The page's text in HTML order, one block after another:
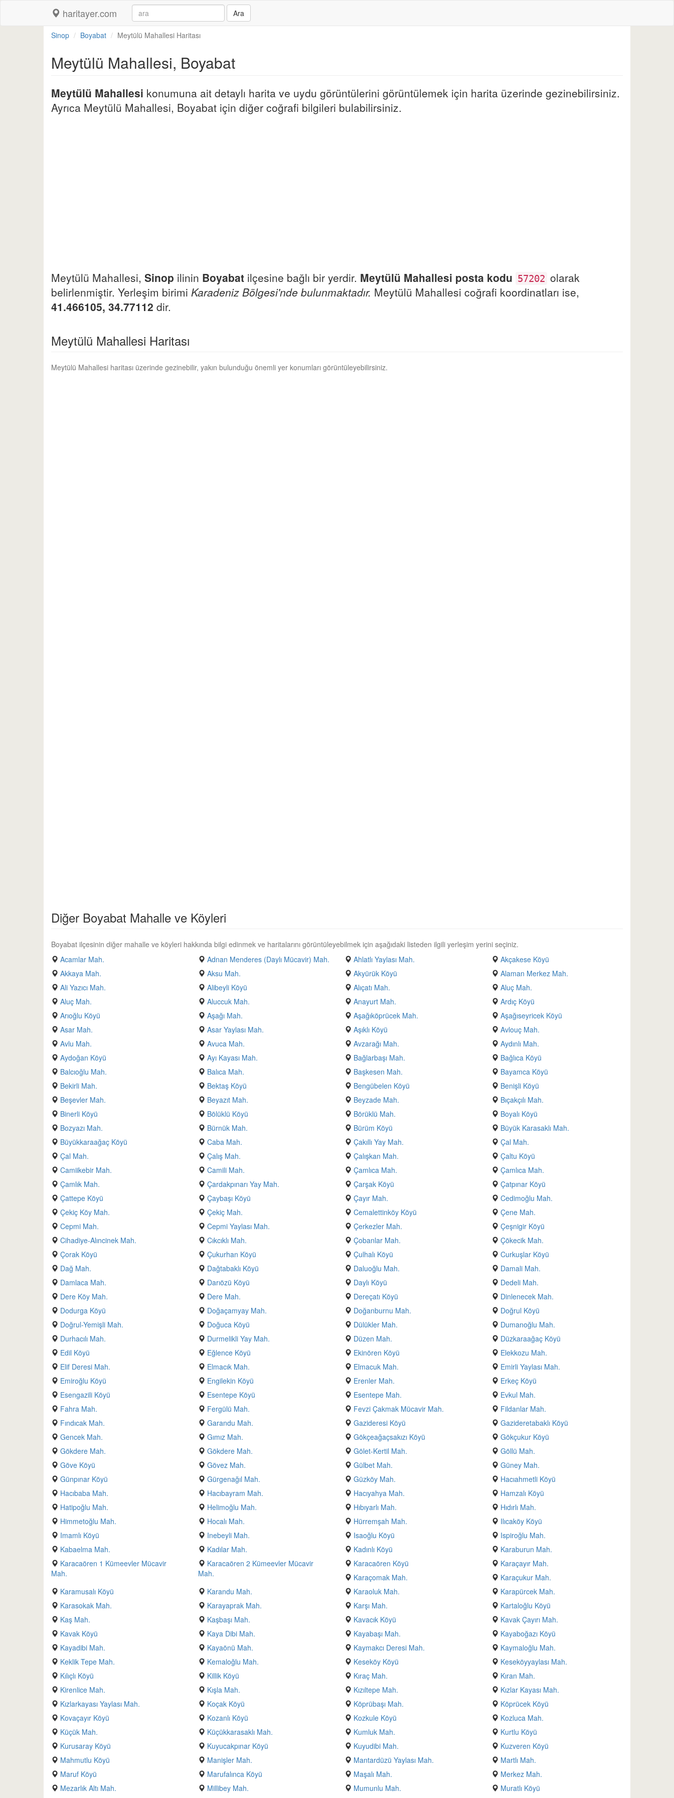
haritayer.com Ara
Sinop Boyabat Meytülü Mahallesi Haritası
Meytülü Mahallesi, Boyabat
Meytülü Mahallesi konumuna ait detaylı harita ve uydu görüntülerini görüntülemek için harita üzerinde gezinebilirsiniz.
Ayrıca Meytülü Mahallesi, Boyabat için diğer coğrafi bilgileri bulabilirsiniz.
Meytülü Mahallesi, Sinop ilinin Boyabat ilçesine bağlı bir yerdir. Meytülü Mahallesi posta kodu 57202 olarak
belirlenmiştir. Yerleşim birimi Karadeniz Bölgesi'nde bulunmaktadır. Meytülü Mahallesi coğrafi koordinatları ise,
41.466105, 34.77112 dir.
Meytülü Mahallesi Haritası
Meytülü Mahallesi haritası üzerinde gezinebilir, yakın bulunduğu önemli yer konumları görüntüleyebilirsiniz.
Diğer Boyabat Mahalle ve Köyleri
Boyabat ilçesinin diğer mahalle ve köyleri hakkında bilgi edinmek ve haritalarını görüntüleyebilmek için aşağıdaki listeden ilgili yerleşim yerini seçiniz.
Acamlar Mah.
Adnan Menderes (Daylı Mücavir) Mah. Ahlatlı Yaylası Mah.
Akçakese Köyü
Akkaya Mah.
Aksu Mah. Akyürük Köyü
Alaman Merkez Mah.
Ali Yazıcı Mah.
Alibeyli Köyü Alıçatı Mah.
Aluç Mah.
Aluç Mah.
Aluccuk Mah. Anayurt Mah.
Ardıç Köyü
Arıoğlu Köyü
Aşağı Mah. Aşağıköprücek Mah.
Aşağıseyricek Köyü
Asar Mah.
Asar Yaylası Mah. Aşıklı Köyü
Avlouç Mah.
Avlu Mah.
Avuca Mah. Avzarağı Mah.
Aydınlı Mah.
Aydoğan Köyü
Ayı Kayası Mah. Bağlarbaşı Mah.
Bağlıca Köyü
Balcıoğlu Mah.
Balıca Mah. Başkesen Mah.
Bayamca Köyü
Bekirli Mah.
Bektaş Köyü Bengübelen Köyü
Benişli Köyü
Beşevler Mah.
Beyazıt Mah. Beyzade Mah.
Bıçakçılı Mah.
Binerli Köyü
Bölüklü Köyü Börüklü Mah.
Boyalı Köyü
Bozyazı Mah.
Bürnük Mah. Bürüm Köyü
Büyük Karasaklı Mah.
Büyükkaraağaç Köyü
Caba Mah. Çakıllı Yay Mah.
Çal Mah.
Çal Mah.
Çalış Mah. Çalışkan Mah.
Çaltu Köyü
Camiikebir Mah.
Camili Mah. Çamlıca Mah.
Çamlıca Mah.
Çamlık Mah.
Çardakpınarı Yay Mah. Çarşak Köyü
Çatpınar Köyü
Çattepe Köyü
Çaybaşı Köyü Çayır Mah.
Cedimoğlu Mah.
Çekiç Köy Mah.
Çekiç Mah. Cemalettinköy Köyü
Çene Mah.
Cepmi Mah.
Cepmi Yaylası Mah. Çerkezler Mah.
Çeşnigir Köyü
Cihadiye-Alıncinek Mah.
Cıkcıklı Mah. Çobanlar Mah.
Çökecik Mah.
Çorak Köyü
Çukurhan Köyü Çulhalı Köyü
Curkuşlar Köyü
Dağ Mah.
Dağtabaklı Köyü Daluoğlu Mah.
Damali Mah.
Damlaca Mah.
Darıözü Köyü Daylı Köyü
Dedeli Mah.
Dere Köy Mah.
Dere Mah. Dereçatı Köyü
Dinlenecek Mah.
Dodurga Köyü
Doğaçamyay Mah. Doğanburnu Mah.
Doğrul Köyü
Doğrul-Yemişli Mah.
Doğuca Köyü Dülükler Mah.
Dumanoğlu Mah.
Durhacılı Mah.
Durmelikli Yay Mah. Düzen Mah.
Düzkaraağaç Köyü
Edil Köyü
Eğlence Köyü Ekinören Köyü
Elekkozu Mah.
Elif Deresi Mah.
Elmacık Mah. Elmacuk Mah.
Emirli Yaylası Mah.
Emiroğlu Köyü
Engilekin Köyü Erenler Mah.
Erkeç Köyü
Esengazili Köyü
Esentepe Köyü Esentepe Mah.
Evkul Mah.
Fahra Mah.
Fergülü Mah. Fevzi Çakmak Mücavir Mah.
Fildanlar Mah.
Fındıcak Mah.
Garandu Mah. Gazideresi Köyü
Gazideretabaklı Köyü
Gencek Mah.
Gımız Mah. Gökçeağaçsakızı Köyü
Gökçukur Köyü
Gökdere Mah.
Gökdere Mah. Gölet-Kertil Mah.
Göllü Mah.
Göve Köyü
Gövez Mah. Gülbet Mah.
Güney Mah.
Günpınar Köyü
Gürgenağıl Mah. Güzköy Mah.
Hacıahmetli Köyü
Hacıbaba Mah.
Hacıbayram Mah. Hacıyahya Mah.
Hamzalı Köyü
Hatipoğlu Mah.
Helimoğlu Mah. Hıbıyarlı Mah.
Hıdırlı Mah.
Himmetoğlu Mah.
Hocalı Mah. Hürremşah Mah.
Ilıcaköy Köyü
Imamlı Köyü
Inebeyli Mah. Isaoğlu Köyü
Ispiroğlu Mah.
Kabaelma Mah.
Kadılar Mah. Kadınlı Köyü
Karaburun Mah.
Karacaören 1 Kümeevler Mücavir
Mah.
Karacaören 2 Kümeevler Mücavir
Mah.
Karacaören Köyü
Karaçayır Mah.
Karaçomak Mah.
Karaçukur Mah.
Karamusalı Köyü
Karandu Mah. Karaoluk Mah.
Karapürcek Mah.
Karasokak Mah.
Karayaprak Mah. Karşı Mah.
Kartaloğlu Köyü
Kaş Mah.
Kaşbaşı Mah. Kavacık Köyü
Kavak Çayırı Mah.
Kavak Köyü
Kaya Dibi Mah. Kayabaşı Mah.
Kayaboğazı Köyü
Kayadibi Mah.
Kayaönü Mah. Kaymakcı Deresi Mah.
Kaymaloğlu Mah.
Keklik Tepe Mah.
Kemaloğlu Mah. Keseköy Köyü
Keseköyyaylası Mah.
Kılıçlı Köyü
Killik Köyü Kıraç Mah.
Kıran Mah.
Kirenlice Mah.
Kışla Mah. Kızıltepe Mah.
Kızlar Kayası Mah.
Kızlarkayası Yaylası Mah.
Koçak Köyü Köprübaşı Mah.
Köprücek Köyü
Kovaçayır Köyü
Kozanlı Köyü Kozkule Köyü
Kozluca Mah.
Küçük Mah.
Küçükkarasaklı Mah. Kumluk Mah.
Kurtlu Köyü
Kurusaray Köyü
Kuyucakpınar Köyü Kuyudibi Mah.
Kuzveren Köyü
Mahmutlu Köyü
Manişler Mah. Mantardüzü Yaylası Mah.
Martlı Mah.
Maruf Köyü
Marufalınca Köyü Maşalı Mah.
Merkez Mah.
Mezarlık Altı Mah.
Millibey Mah. Mumunlu Mah.
Muratlı Köyü